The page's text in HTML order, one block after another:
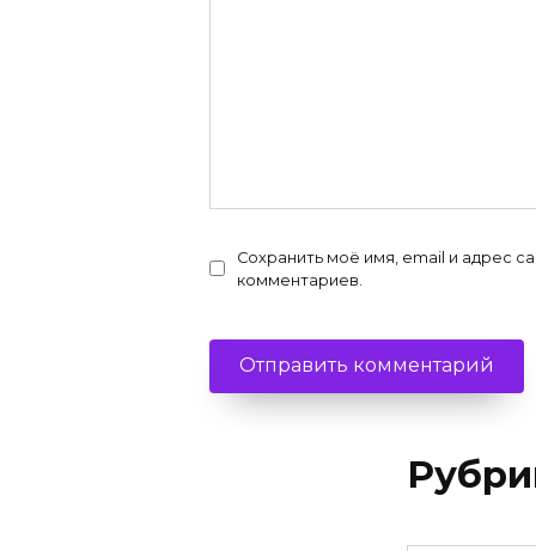
Сохранить моё имя, email и адрес
комментариев.